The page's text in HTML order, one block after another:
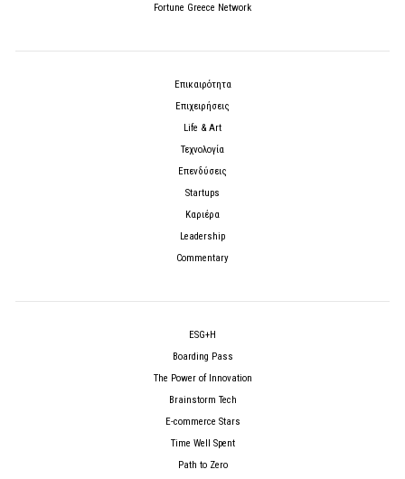
Fortune Greece Network
Επικαιρότητα
Επιχειρήσεις
Life & Art
Τεχνολογία
Επενδύσεις
Startups
Καριέρα
Leadership
Commentary
ESG+H
Boarding Pass
The Power of Innovation
Brainstorm Tech
E-commerce Stars
Time Well Spent
Path to Zero